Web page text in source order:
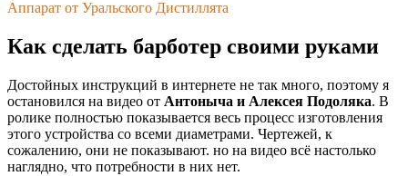
Аппарат от Уральского Дистиллята
Как сделать барботер своими руками
Достойных инструкций в интернете не так много, поэтому я
остановился на видео от Антоныча и Алексея Подоляка. В
ролике полностью показывается весь процесс изготовления
этого устройства со всеми диаметрами. Чертежей, к
сожалению, они не показывают. но на видео всё настолько
наглядно, что потребности в них нет.